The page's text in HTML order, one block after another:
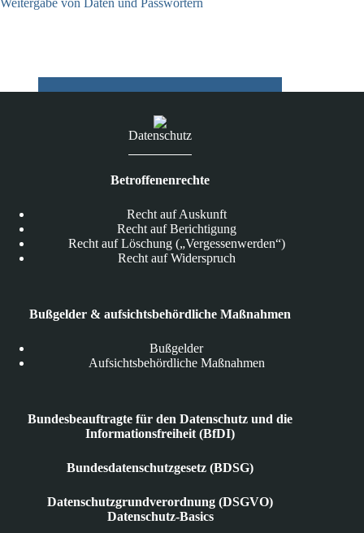
Datenschutz
Betroffenenrechte
Recht auf Auskunft
Recht auf Berichtigung
Recht auf Löschung („Vergessenwerden“)
Recht auf Widerspruch
Bußgelder & aufsichtsbehördliche Maßnahmen
Bußgelder
Aufsichtsbehördliche Maßnahmen
Bundesbeauftragte für den Datenschutz und die
Informationsfreiheit (BfDI)
Bundesdatenschutzgesetz (BDSG)
Datenschutzgrundverordnung (DSGVO)
Datenschutz-Basics